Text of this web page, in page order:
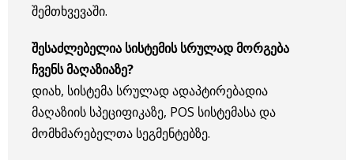
შემთხვევაში.
შესაძლებელია სისტემის სრულად მორგება
ჩვენს მაღაზიაზე?
დიახ, სისტემა სრულად ადაპტირებადია
მაღაზიის სპეციფიკაზე, POS სისტემასა და
მომხმარებელთა სეგმენტებზე.